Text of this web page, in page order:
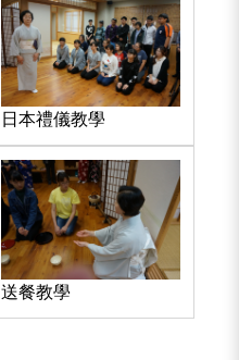
日本禮儀教學
送餐教學